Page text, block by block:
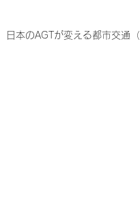
日本のAGTが変える都市交通